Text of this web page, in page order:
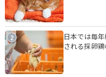
2
日本では毎
される採卵